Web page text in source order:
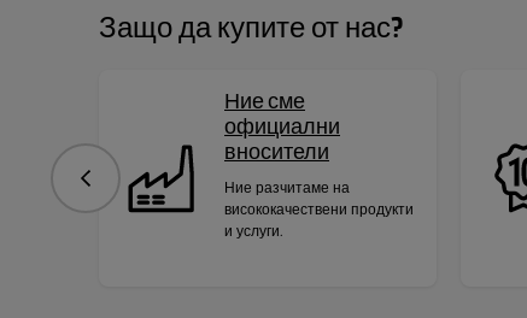
Защо да купите от нас?
Ние сме
официални
вносители
Ние разчитаме на
висококачествени продукти
и услуги.
Предишна